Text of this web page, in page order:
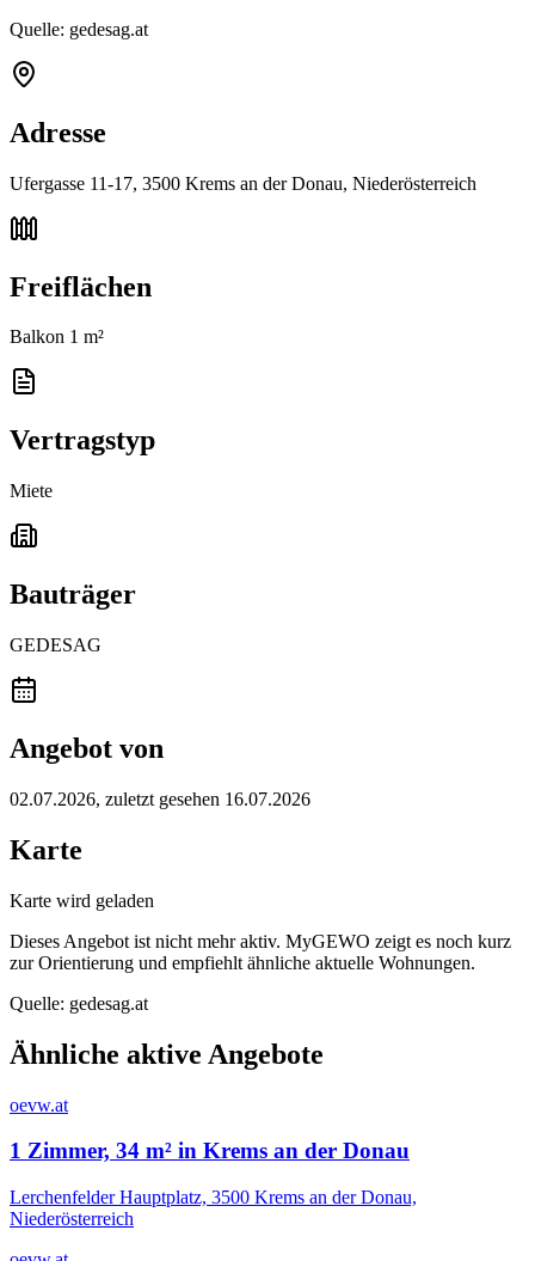
Quelle: gedesag.at
Adresse
Ufergasse 11-17, 3500 Krems an der Donau, Niederösterreich
Freiflächen
Balkon 1 m²
Vertragstyp
Miete
Bauträger
GEDESAG
Angebot von
02.07.2026, zuletzt gesehen 16.07.2026
Karte
Karte wird geladen
Dieses Angebot ist nicht mehr aktiv. MyGEWO zeigt es noch kurz
zur Orientierung und empfiehlt ähnliche aktuelle Wohnungen.
Quelle: gedesag.at
Ähnliche aktive Angebote
oevw.at
1 Zimmer, 34 m² in Krems an der Donau
Lerchenfelder Hauptplatz, 3500 Krems an der Donau,
Niederösterreich